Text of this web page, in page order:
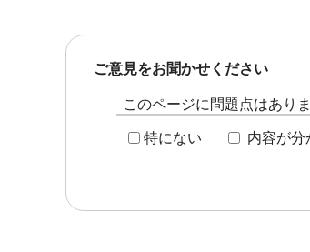
ご意見をお聞かせください
このページに問題点はあり
特にない 内容が分